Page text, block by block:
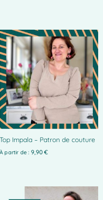
Top Impala – Patron de couture
À partir de : 9,90 €